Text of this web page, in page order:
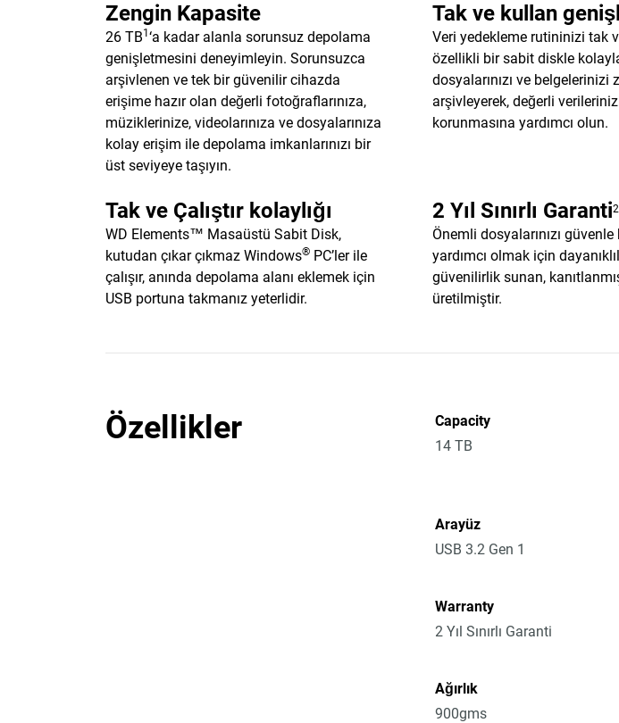
Zengin Kapasite
26 TB1 ‘a kadar alanla sorunsuz depolama
genişletmesini deneyimleyin. Sorunsuzca
arşivlenen ve tek bir güvenilir cihazda
erişime hazır olan değerli fotoğraflarınıza,
müziklerinize, videolarınıza ve dosyalarınıza
kolay erişim ile depolama imkanlarınızı bir
üst seviyeye taşıyın.
Tak ve kullan
Veri yedekleme rutininizi tak
özellikli bir sabit diskle
dosyalarınızı ve belgelerinizi
arşivleyerek, değerli
korunmasına yardımcı olun.
Tak ve Çalıştır kolaylığı
WD Elements™ Masaüstü Sabit Disk,
kutudan çıkar çıkmaz Windows® PC’ler ile
çalışır, anında depolama alanı eklemek için
USB portuna takmanız yeterlidir.
2 Yıl Sınırlı Garanti2
Önemli dosyalarınızı
yardımcı olmak için
güvenilirlik sunan,
üretilmiştir.
Özellikler
Capacity
14 TB
Arayüz
USB 3.2 Gen 1
Warranty
2 Yıl Sınırlı Garanti
Ağırlık
900gms